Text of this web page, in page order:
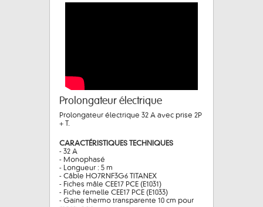
Prolongateur électrique
Prolongateur électrique 32 A avec prise 2P
+ T.
CARACTÉRISTIQUES TECHNIQUES
- 32 A
- Monophasé
- Longueur : 5 m
- Câble HO7RNF3G6 TITANEX
- Fiches mâle CEE17 PCE (E1031)
- Fiche femelle CEE17 PCE (E1033)
- Gaine thermo transparente 10 cm pour